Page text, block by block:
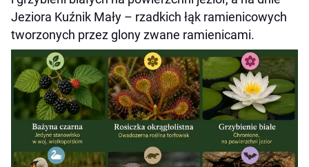
Jeziora Kuźnik Mały – rzadkich łąk ramienicowych
tworzonych przez glony zwane ramienicami.